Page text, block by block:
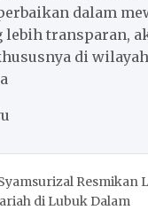
dalam
lebih transparan,
di
Resmikan
di Lubuk Dalam